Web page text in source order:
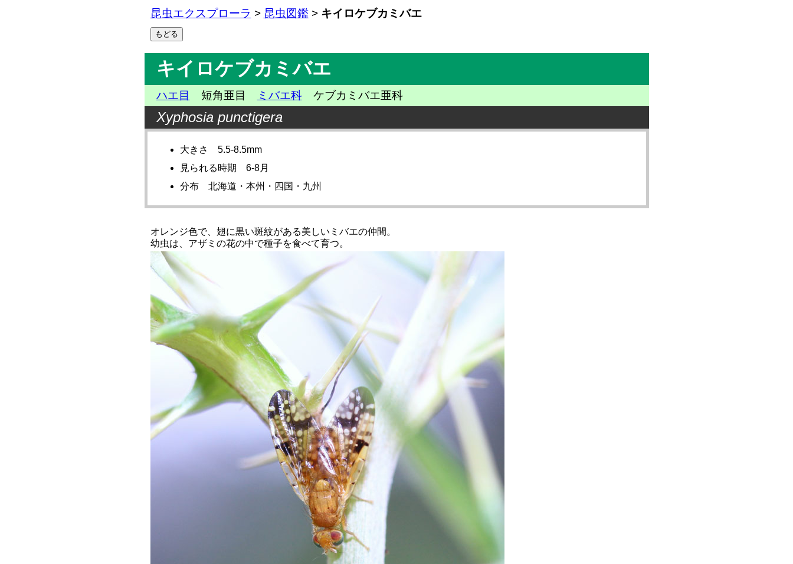
昆虫エクスプローラ > 昆虫図鑑> キイロケブカミバエ
キイロケブカミバエ
ハエ目 短角亜目 ミバエ科ケブカミバエ亜科
Xyphosia punctigera
大きさ 5.5-8.5mm
見られる時期 6-8月
分布 北海道・本州・四国・九州
オレンジ色で、翅に黒い斑紋がある美しいミバエの仲間。
幼虫は、アザミの花の中で種子を食べて育つ。